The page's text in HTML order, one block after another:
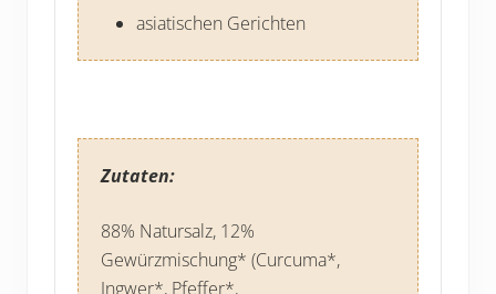
asiatischen Gerichten
Zutaten:
88% Natursalz, 12%
Gewürzmischung* (Curcuma*,
Ingwer*, Pfeffer*,